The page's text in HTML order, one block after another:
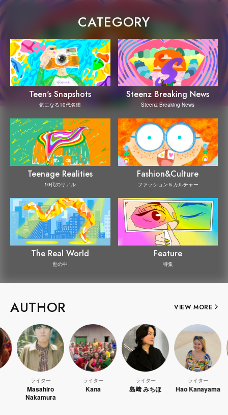
CATEGORY
Teen's Snapshots
気になる10代名鑑
Steenz Breaking News
Steenz Breaking News
Teenage Realities
10代のリアル
Fashion&Culture
ファッション＆カルチャー
The Real World
世の中
Feature
特集
AUTHOR VIEW MORE
ライター
Masahiro
Nakamura
ライター ライター
島﨑 みちほ
ライター
Hao Kanayama